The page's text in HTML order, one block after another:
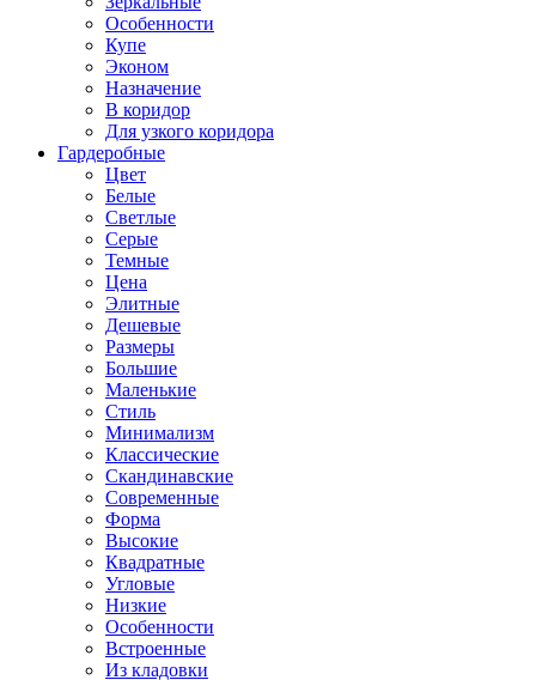
Особенности
Купе
Эконом
Назначение
В коридор
Для узкого коридора
Гардеробные
Цвет
Белые
Светлые
Серые
Темные
Цена
Элитные
Дешевые
Размеры
Большие
Маленькие
Стиль
Минимализм
Классические
Скандинавские
Современные
Форма
Высокие
Квадратные
Угловые
Низкие
Особенности
Встроенные
Из кладовки